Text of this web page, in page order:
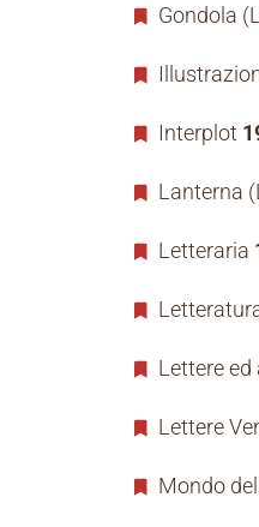
Gondola
Interplot
Lanterna
Letteraria
Lettere ed
Lettere
Mondo